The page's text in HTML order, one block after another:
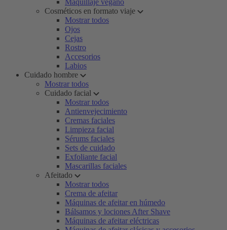
Maquillaje vegano
Cosméticos en formato viaje
Mostrar todos
Ojos
Cejas
Rostro
Accesorios
Labios
Cuidado hombre
Mostrar todos
Cuidado facial
Mostrar todos
Antienvejecimiento
Cremas faciales
Limpieza facial
Sérums faciales
Sets de cuidado
Exfoliante facial
Mascarillas faciales
Afeitado
Mostrar todos
Crema de afeitar
Máquinas de afeitar en húmedo
Bálsamos y lociones After Shave
Máquinas de afeitar eléctricas